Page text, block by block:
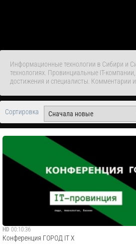
Информационные технологии в Сибири и
технологиях. Провинциальные IT-
достижения и специалисты. Комментарии
Сортировка
HD 00:10:36
Конференция ГОРОД IT X